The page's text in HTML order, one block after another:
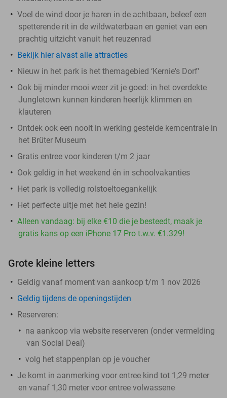
Voel de wind door je haren in de achtbaan, beleef een
spetterende rit in de wildwaterbaan en geniet van een
prachtig uitzicht vanuit het reuzenrad
Bekijk hier alvast alle attracties
Nieuw in het park is het themagebied ‘Kernie's Dorf'
Ook bij minder mooi weer zit je goed: in het overdekte
Jungletown kunnen kinderen heerlijk klimmen en
klauteren
Ontdek ook een nooit in werking gestelde kerncentrale in
het Brüter Museum
Gratis entree voor kinderen t/m 2 jaar
Ook geldig in het weekend én in schoolvakanties
Het park is volledig rolstoeltoegankelijk
Het perfecte uitje met het hele gezin!
Alleen vandaag: bij elke €10 die je besteedt, maak je
gratis kans op een iPhone 17 Pro t.w.v. €1.329!
Grote kleine letters
Geldig vanaf moment van aankoop t/m 1 nov 2026
Geldig tijdens de openingstijden
Reserveren:
na aankoop via website reserveren (onder vermelding
van Social Deal)
volg het stappenplan op je voucher
Je komt in aanmerking voor entree kind tot 1,29 meter
en vanaf 1,30 meter voor entree volwassene